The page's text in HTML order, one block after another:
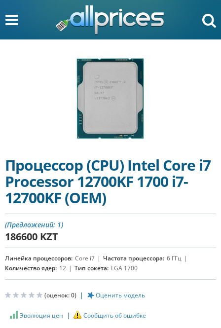
Процессор (CPU) Intel Core i7
Processor 12700KF 1700 i7-
12700KF (OEM)
(Предложений: 1)
186600 KZT
Линейка процессоров: Core i7 Частота процессора: 6 ГГц
Количество ядер: 12 Тип сокета: LGA 1700
(оценок:0) Оценить модель
Эволюция цен Сообщить об ошибке